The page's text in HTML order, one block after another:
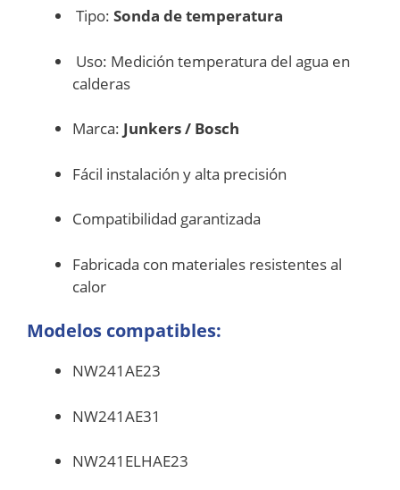
Tipo: Sonda de temperatura
Uso: Medición temperatura del agua en
calderas
Marca: Junkers / Bosch
Fácil instalación y alta precisión
Compatibilidad garantizada
Fabricada con materiales resistentes al
calor
Modelos compatibles:
NW241AE23
NW241AE31
NW241ELHAE23